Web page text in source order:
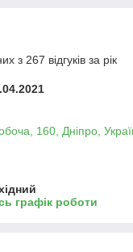
з 267 відгуків за рік
160, Дніпро,
графік роботи